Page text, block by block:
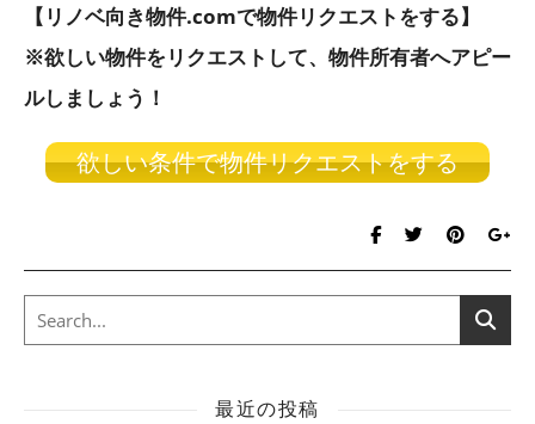
【リノベ向き物件.comで物件リクエストをする】
※欲しい物件をリクエストして、物件所有者へアピー
ルしましょう！
欲しい条件で物件リクエストをする
最近の投稿